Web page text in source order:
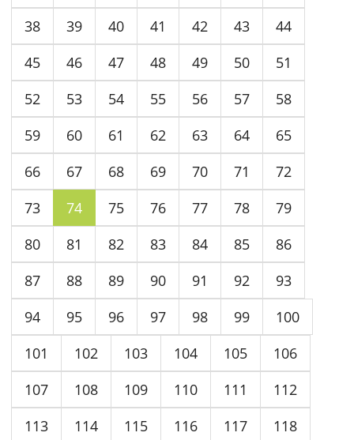
38
39 40 41 42 43
44
45
46 47 48 49 50
51
52
53 54 55 56 57
58
59
60 61 62 63 64
65
66
67 68 69 70 71
72
73
74 75 76 77 78
79
80
81 82 83 84 85
86
87
88 89 90 91 92
93
94
95 96 97 98 99
100
101
102 103 104 105
106
107
108 109 110 111
112
113
114 115 116 117
118